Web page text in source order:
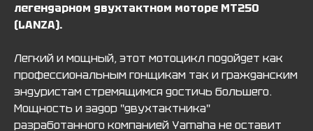
легендарном двухтактном моторе МТ250
(LANZA).
Легкий и мощный, этот мотоцикл подойдет как
профессиональным гонщикам так и гражданским
эндуристам стремящимся достичь большего.
Мощность и задор "двухтактника"
разработанного компанией Yamaha не оставит